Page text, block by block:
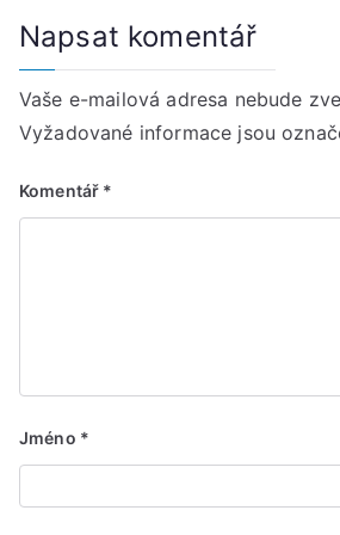
Napsat komentář
Vaše e-mailová adresa nebude
Vyžadované informace jsou
Komentář *
Jméno *